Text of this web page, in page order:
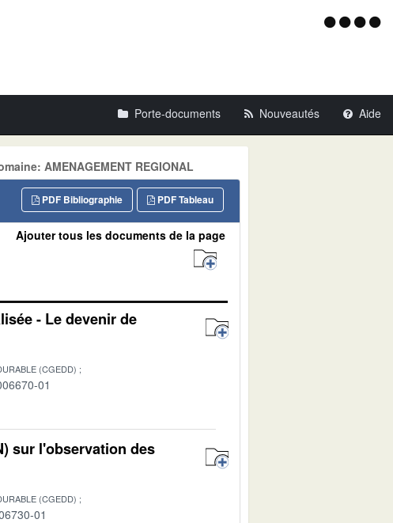
Menu
Porte-documents Nouveautés Aide
AMENAGEMENT REGIONAL
PDF Tableau
PDF Bibliographie
Ajouter tous les documents de la page
- Le devenir de
(CGEDD)
01
sur l'observation des
(CGEDD)
01